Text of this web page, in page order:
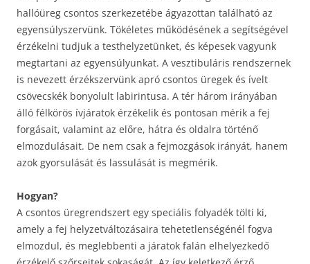
hallóüreg csontos szerkezetébe ágyazottan található az
egyensúlyszervünk. Tökéletes működésének a segítségével
érzékelni tudjuk a testhelyzetünket, és képesek vagyunk
megtartani az egyensúlyunkat. A vesztibuláris rendszernek
is nevezett érzékszervünk apró csontos üregek és ívelt
csövecskék bonyolult labirintusa. A tér három irányában
álló félkörös ívjáratok érzékelik és pontosan mérik a fej
forgásait, valamint az előre, hátra és oldalra történő
elmozdulásait. De nem csak a fejmozgások irányát, hanem
azok gyorsulását és lassulását is megmérik.
Hogyan?
A csontos üregrendszert egy speciális folyadék tölti ki,
amely a fej helyzetváltozásaira tehetetlenségénél fogva
elmozdul, és meglebbenti a járatok falán elhelyezkedő